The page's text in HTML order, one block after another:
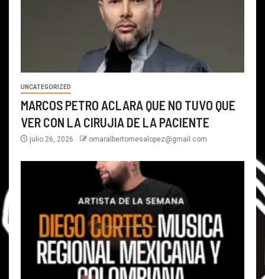
UNCATEGORIZED
MARCOS PETRO ACLARA QUE NO TUVO QUE
VER CON LA CIRUJIA DE LA PACIENTE
julio 26, 2026 omaralbertomesalopez@gmail.com